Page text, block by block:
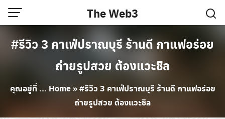
Skip
to
content
The Web3
#รีวิว 3 คาเฟ่ปราณบุรี ร้านดี กาแฟอร่อย
ถ่ายรูปสวย ต้องแวะชิล
คุณอยู่ที่ ... Home»#รีวิว 3 คาเฟ่ปราณบุรี ร้านดี กาแฟอร่อย
ถ่ายรูปสวย ต้องแวะชิล